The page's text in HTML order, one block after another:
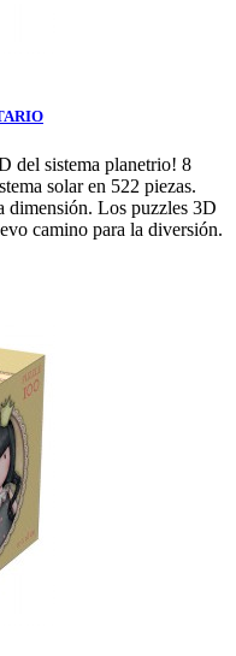
del sistema planetrio! 8
solar en 522 piezas.
dimensión. Los puzzles 3D
camino para la diversión.